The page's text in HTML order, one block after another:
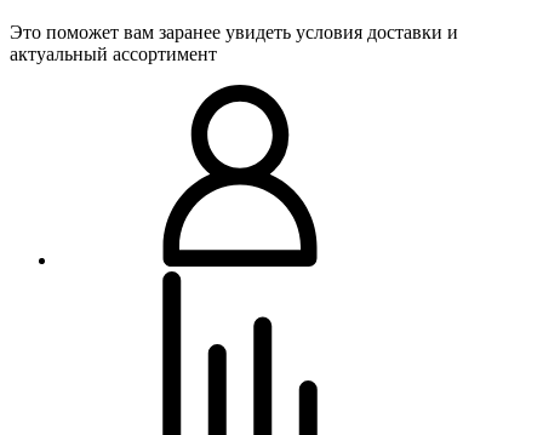
Это поможет вам заранее увидеть условия доставки и
актуальный ассортимент